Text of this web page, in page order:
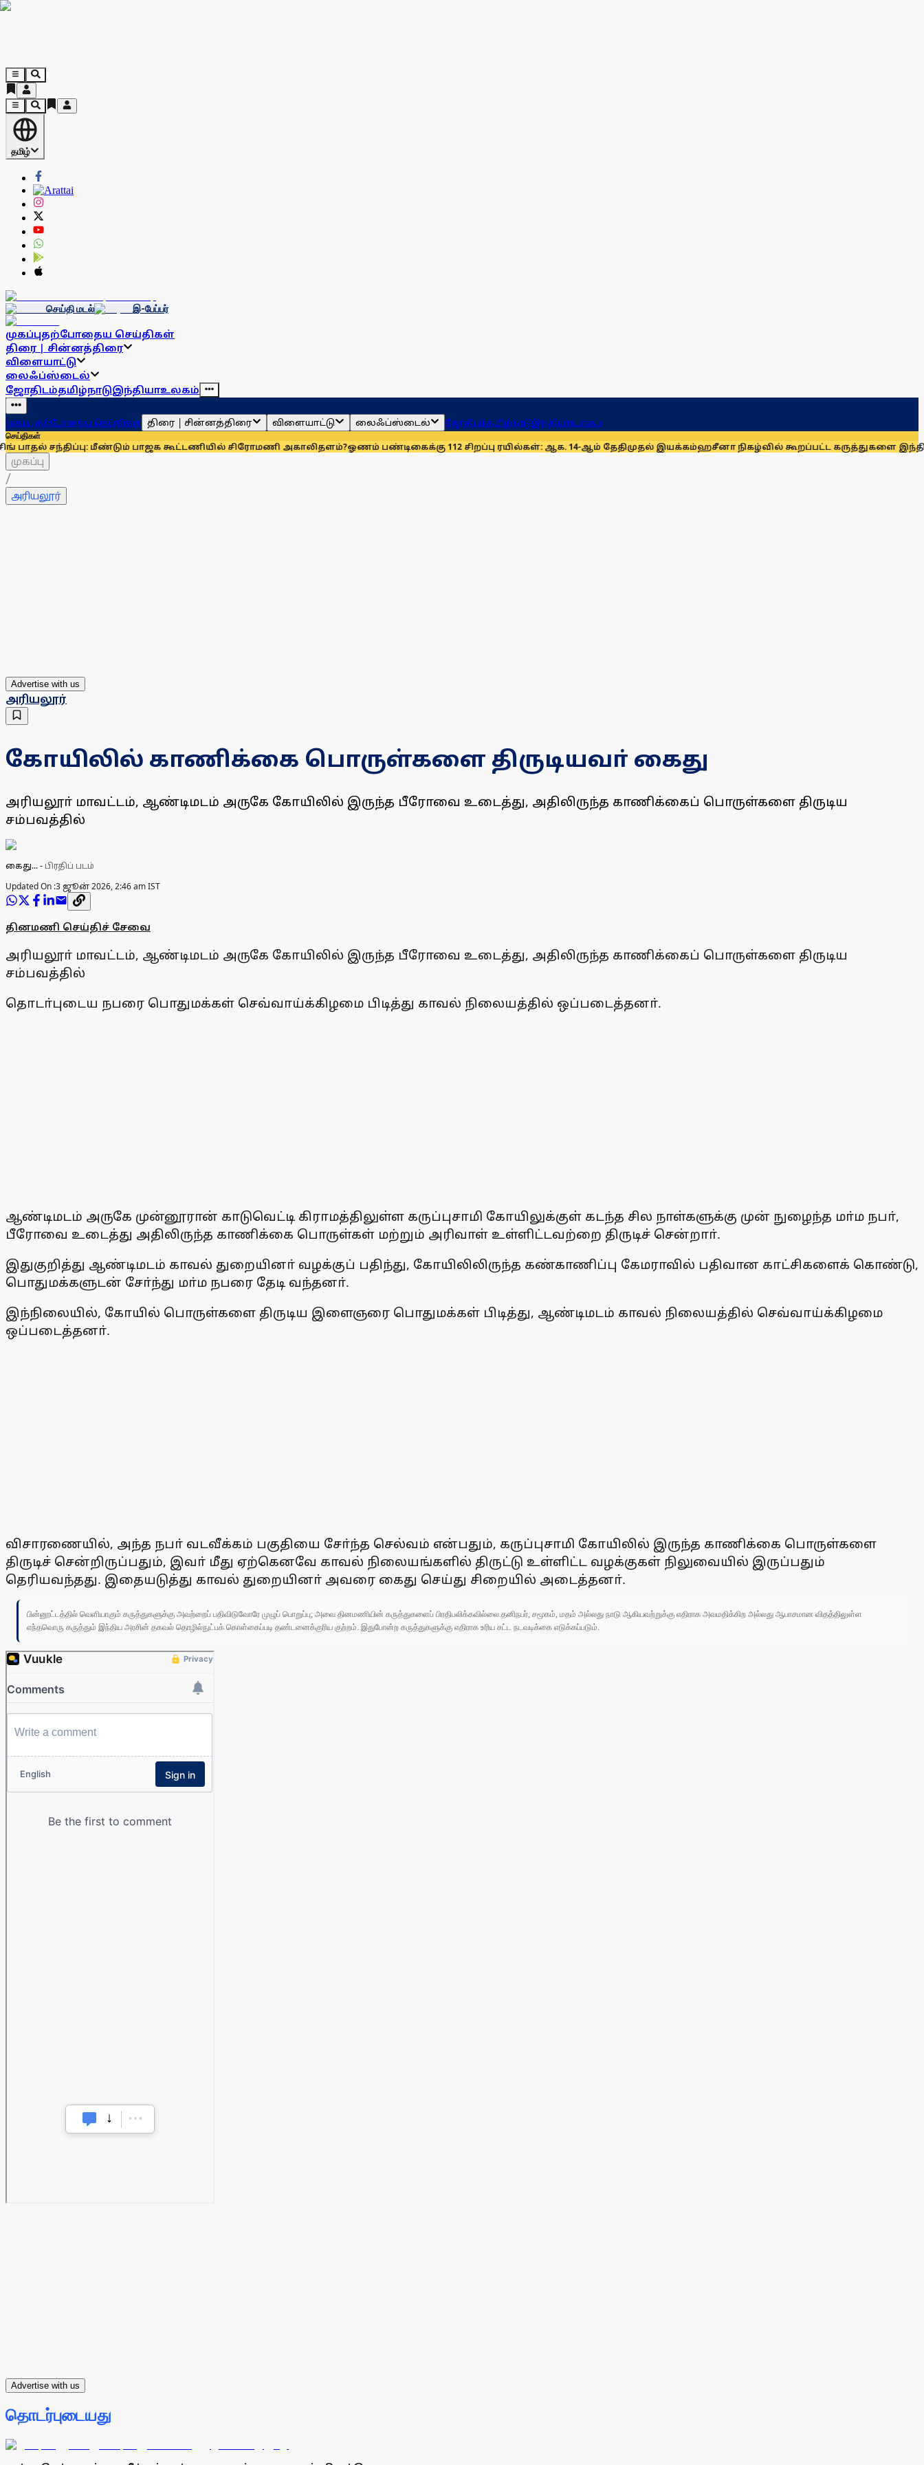
தமிழ்
செய்தி மடல் இ-பேப்பர்
முகப்புதற்போதைய செய்திகள்
திரை | சின்னத்திரை
விளையாட்டு
லைஃப்ஸ்டைல்
ஜோதிடம்தமிழ்நாடுஇந்தியாஉலகம்
முகப்புதற்போதைய செய்திகள் திரை | சின்னத்திரை விளையாட்டு லைஃப்ஸ்டைல் ஜோதிடம்தமிழ்நாடுஇந்தியாஉலகம்
செய்திகள்
மீண்டும் பாஜக கூட்டணியில் சிரோமணி அகாலிதளம்?ஓணம் பண்டிகைக்கு 112 சிறப்பு ரயில்கள்: ஆக. 14-ஆம் தேதிமுதல் இயக்கம்ஹசீனா நிகழ்வில் கூறப்பட்ட கருத்துகளை இந்தியா
முகப்பு
/
அரியலூர்
Advertise with us
அரியலூர்
கோயிலில் காணிக்கை பொருள்களை திருடியவா் கைது
அரியலூா் மாவட்டம், ஆண்டிமடம் அருகே கோயிலில் இருந்த பீரோவை உடைத்து, அதிலிருந்த காணிக்கைப் பொருள்களை திருடிய
சம்பவத்தில்
கைது...- பிரதிப் படம்
Updated On :3 ஜூன் 2026, 2:46 am IST
தினமணி செய்திச் சேவை
அரியலூா் மாவட்டம், ஆண்டிமடம் அருகே கோயிலில் இருந்த பீரோவை உடைத்து, அதிலிருந்த காணிக்கைப் பொருள்களை திருடிய
சம்பவத்தில்
தொடா்புடைய நபரை பொதுமக்கள் செவ்வாய்க்கிழமை பிடித்து காவல் நிலையத்தில் ஒப்படைத்தனா்.
ஆண்டிமடம் அருகே முன்னூரான் காடுவெட்டி கிராமத்திலுள்ள கருப்புசாமி கோயிலுக்குள் கடந்த சில நாள்களுக்கு முன் நுழைந்த மா்ம நபா்,
பீரோவை உடைத்து அதிலிருந்த காணிக்கை பொருள்கள் மற்றும் அரிவாள் உள்ளிட்டவற்றை திருடிச் சென்றாா்.
இதுகுறித்து ஆண்டிமடம் காவல் துறையினா் வழக்குப் பதிந்து, கோயிலிலிருந்த கண்காணிப்பு கேமராவில் பதிவான காட்சிகளைக் கொண்டு,
பொதுமக்களுடன் சோ்ந்து மா்ம நபரை தேடி வந்தனா்.
இந்நிலையில், கோயில் பொருள்களை திருடிய இளைஞரை பொதுமக்கள் பிடித்து, ஆண்டிமடம் காவல் நிலையத்தில் செவ்வாய்க்கிழமை
ஒப்படைத்தனா்.
விசாரணையில், அந்த நபா் வடவீக்கம் பகுதியை சோ்ந்த செல்வம் என்பதும், கருப்புசாமி கோயிலில் இருந்த காணிக்கை பொருள்களை
திருடிச் சென்றிருப்பதும், இவா் மீது ஏற்கெனவே காவல் நிலையங்களில் திருட்டு உள்ளிட்ட வழக்குகள் நிலுவையில் இருப்பதும்
தெரியவந்தது. இதையடுத்து காவல் துறையினா் அவரை கைது செய்து சிறையில் அடைத்தனா்.
பின்னூட்டத்தில் வெளியாகும் கருத்துகளுக்கு அவற்றைப் பதிவிடுவோரே முழுப் பொறுப்பு; அவை தினமணியின் கருத்துகளைப் பிரதிபலிக்கவில்லை.தனிநபர், சமூகம், மதம் அல்லது நாடு ஆகியவற்றுக்கு எதிராக அவமதிக்கிற அல்லது ஆபாசமான விதத்திலுள்ள
எந்தவொரு கருத்தும் இந்திய அரசின் தகவல் தொழில்நுட்பக் கொள்கைப்படி தண்டனைக்குரிய குற்றம். இதுபோன்ற கருத்துகளுக்கு எதிராக உரிய சட்ட நடவடிக்கை எடுக்கப்படும்.
Advertise with us
தொடர்புடையது